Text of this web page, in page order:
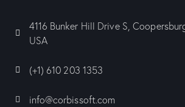
4116 Bunker Hill Drive S,
USA
(+1) 610 203 1353
info@corbissoft.com